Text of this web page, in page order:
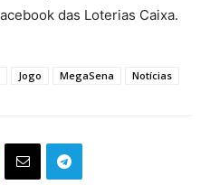
das Loterias Caixa.
Jogo MegaSena Notícias